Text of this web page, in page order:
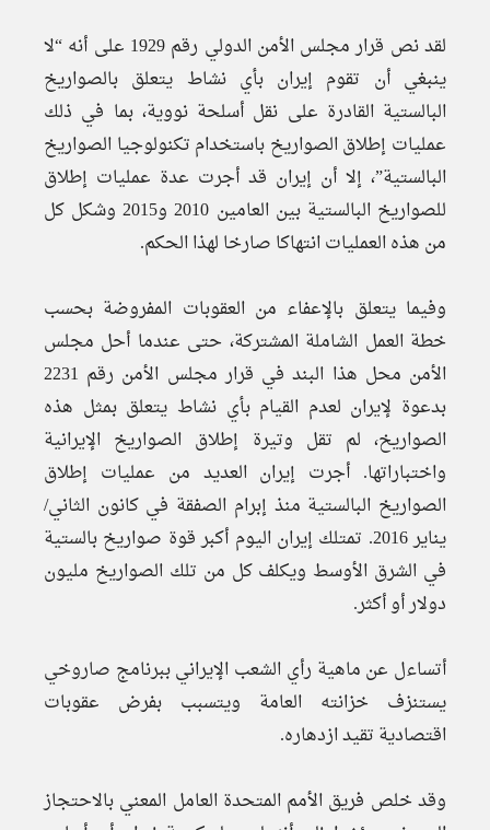
لقد نص قرار مجلس الأمن الدولي رقم 1929 على أنه “لا
ينبغي أن تقوم إيران بأي نشاط يتعلق بالصواريخ
البالستية القادرة على نقل أسلحة نووية، بما في ذلك
عمليات إطلاق الصواريخ باستخدام تكنولوجيا الصواريخ
البالستية”، إلا أن إيران قد أجرت عدة عمليات إطلاق
للصواريخ البالستية بين العامين 2010 و2015 وشكل كل
من هذه العمليات انتهاكا صارخا لهذا الحكم.
وفيما يتعلق بالإعفاء من العقوبات المفروضة بحسب
خطة العمل الشاملة المشتركة، حتى عندما أحل مجلس
الأمن محل هذا البند في قرار مجلس الأمن رقم 2231
بدعوة لإيران لعدم القيام بأي نشاط يتعلق بمثل هذه
الصواريخ، لم تقل وتيرة إطلاق الصواريخ الإيرانية
واختباراتها. أجرت إيران العديد من عمليات إطلاق
الصواريخ البالستية منذ إبرام الصفقة في كانون الثاني/
يناير 2016. تمتلك إيران اليوم أكبر قوة صواريخ بالستية
في الشرق الأوسط ويكلف كل من تلك الصواريخ مليون
دولار أو أكثر.
أتساءل عن ماهية رأي الشعب الإيراني ببرنامج صاروخي
يستنزف خزانته العامة ويتسبب بفرض عقوبات
اقتصادية تقيد ازدهاره.
وقد خلص فريق الأمم المتحدة العامل المعني بالاحتجاز